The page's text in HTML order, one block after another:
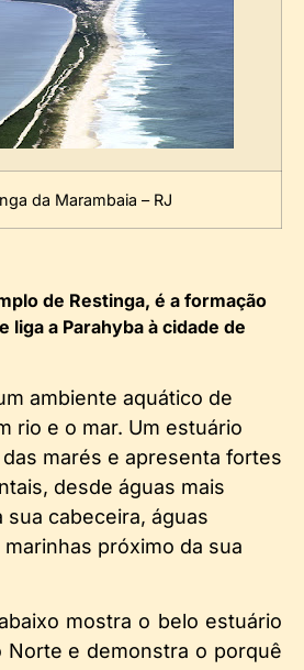
da Marambaia – RJ
de Restinga, é a formação
liga a Parahyba à cidade de
ambiente aquático de
rio e o mar. Um estuário
marés e apresenta fortes
desde águas mais
cabeceira, águas
próximo da sua
mostra o belo estuário
Norte e demonstra o porquê